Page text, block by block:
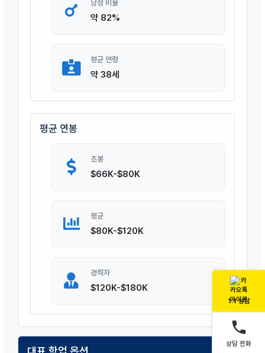
남성 비율
약 82%
평균 연령
약 38세
평균 연봉
초봉
$66K-$80K
평균
$80K-$120K
경력자
$120K-$180K
1:1 상담
상담 전화